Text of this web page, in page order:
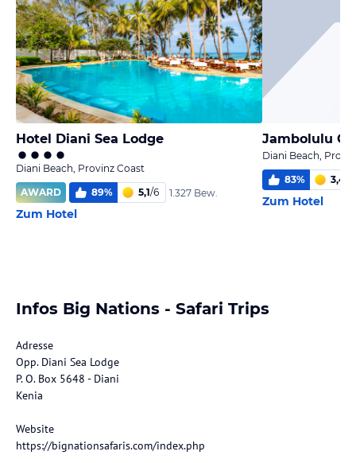
Hotel Diani Sea Lodge
Diani Beach, Provinz Coast
AWARD
89% 5,1/6 1.327 Bew.
Zum Hotel
Jambolulu
Diani Beach,
83% 3,4
Zum Hotel
Infos Big Nations - Safari Trips
Adresse
Opp. Diani Sea Lodge
P. O. Box 5648 - Diani
Kenia
Website
https://bignationsafaris.com/index.php